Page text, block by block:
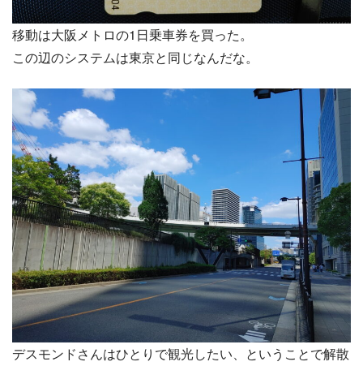
移動は大阪メトロの1日乗車券を買った。
この辺のシステムは東京と同じなんだな。
デスモンドさんはひとりで観光したい、ということで解散